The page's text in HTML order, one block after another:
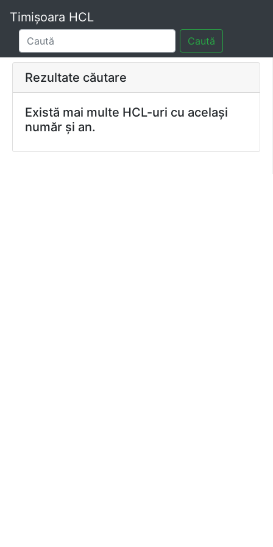
Timișoara HCL
Caută
Rezultate căutare
Există mai multe HCL-uri cu același
număr și an.